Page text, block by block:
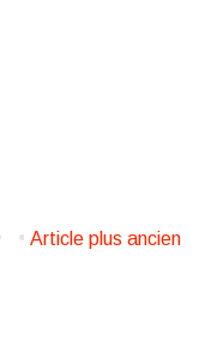
Article plus ancien